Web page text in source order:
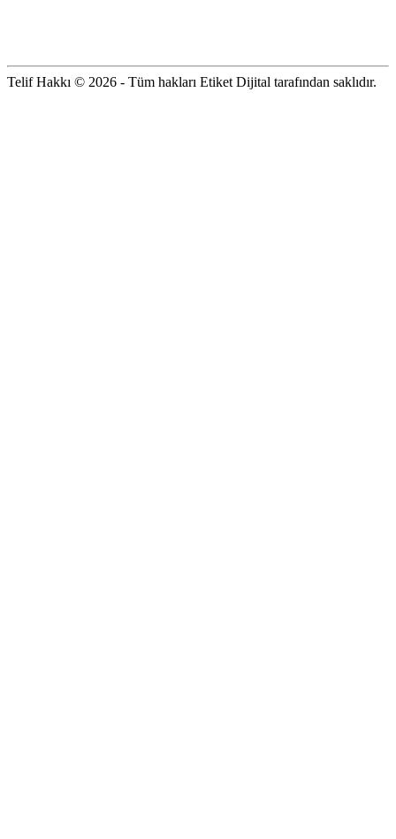
Telif Hakkı © 2026 - Tüm hakları Etiket Dijital tarafından saklıdır.